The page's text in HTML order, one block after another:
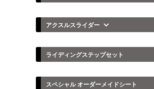
アクスルスライダー
ライディングステップセット
スペシャル オーダーメイドシート